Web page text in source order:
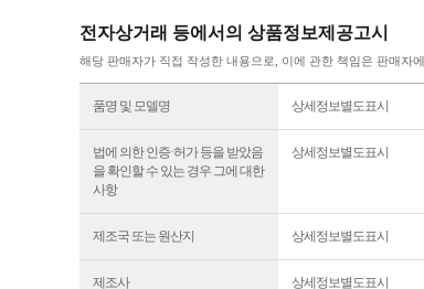
전자상거래 등에서의 상품정보제공고시
해당 판매자가 직접 작성한 내용으로, 이에 관한 책임은 판매자
품명 및 모델명 상세정보별도표시
법에 의한 인증·허가 등을 받았음
을 확인할 수 있는 경우 그에 대한
사항
상세정보별도표시
제조국 또는 원산지 상세정보별도표시
제조사 상세정보별도표시